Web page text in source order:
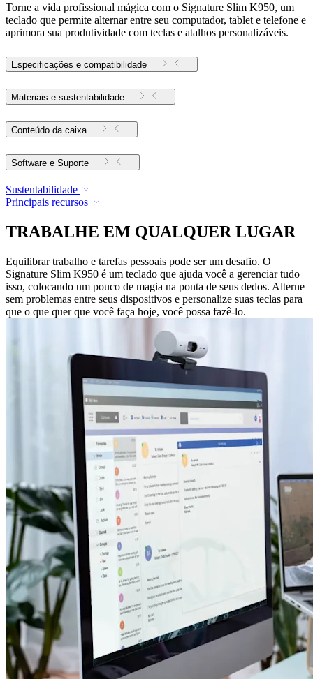
Torne a vida profissional mágica com o Signature Slim K950, um
teclado que permite alternar entre seu computador, tablet e telefone e
aprimora sua produtividade com teclas e atalhos personalizáveis.
Especificações e compatibilidade
Materiais e sustentabilidade
Conteúdo da caixa
Software e Suporte
Sustentabilidade
Principais recursos
TRABALHE EM QUALQUER LUGAR
Equilibrar trabalho e tarefas pessoais pode ser um desafio. O
Signature Slim K950 é um teclado que ajuda você a gerenciar tudo
isso, colocando um pouco de magia na ponta de seus dedos. Alterne
sem problemas entre seus dispositivos e personalize suas teclas para
que o que quer que você faça hoje, você possa fazê-lo.